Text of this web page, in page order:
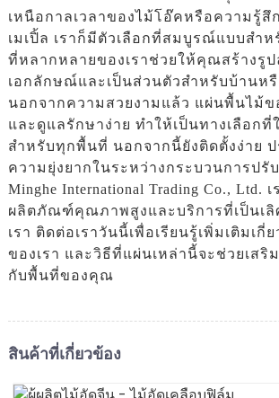
เหนือกาลเวลาของไม้โอ๊คหรือความรู้
เมเปิ้ล เราก็มีตัวเลือกที่สมบูรณ์แบบสำ
ที่หลากหลายของเราช่วยให้คุณสร้างรู
เอกลักษณ์และเป็นส่วนตัวสำหรับบ้านห
นอกจากความสวยงามแล้ว แผ่นพื้นไม้ข
และดูแลรักษาง่าย ทำให้เป็นทางเลือกที่
สำหรับทุกพื้นที่ นอกจากนี้ยังติดตั้งง่าย ป
ความยุ่งยากในระหว่างกระบวนการปรั
Minghe International Trading Co., Ltd.
ผลิตภัณฑ์คุณภาพสูงและบริการที่เป็นเลิ
เรา ติดต่อเราวันนี้เพื่อเรียนรู้เพิ่มเติมเกี่
ของเรา และวิธีที่แผ่นเหล่านี้จะช่วยเสริ
กับพื้นที่ของคุณ
สินค้าที่เกี่ยวข้อง